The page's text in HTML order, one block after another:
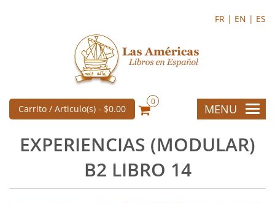
FR | EN | ES
Carrito / Articulo(s) - $0.00
0
MENU
EXPERIENCIAS (MODULAR)
B2 LIBRO 14